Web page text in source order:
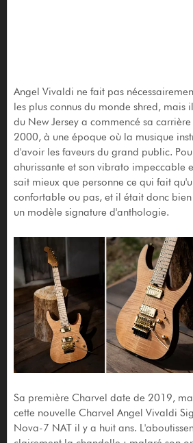
Angel Vivaldi ne fait pas
les plus connus du monde shred, mais
du New Jersey a commencé sa
2000, à une époque où la musique
d'avoir les faveurs du grand public.
ahurissante et son vibrato impeccable
sait mieux que personne ce qui fait
confortable ou pas, et il était donc
un modèle signature d'anthologie.
Sa première Charvel date de 2019,
cette nouvelle Charvel Angel Vivaldi
Nova-7 NAT il y a huit ans.